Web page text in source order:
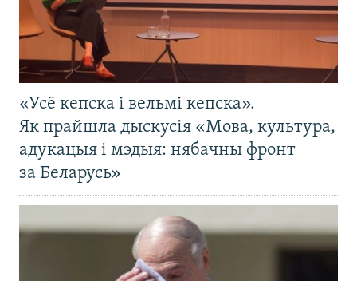
«Усё кепска і вельмі кепска».
Як прайшла дыскусія «Мова, культура,
адукацыя і мэдыя: нябачны фронт
за Беларусь»